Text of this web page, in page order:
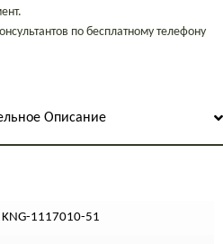
по бесплатному телефону
Описание
KNG-1117010-51